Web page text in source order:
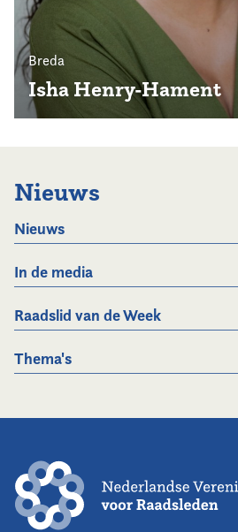
Breda
Isha Henry-Hament
Nieuws
Nieuws
In de media
Raadslid van de Week
Thema's